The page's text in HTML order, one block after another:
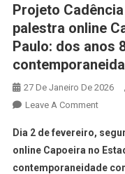
Projeto
palestra online
Paulo: dos anos
27 De Janeiro De 2026
Leave A Comment
Dia 2 de fevereiro,
online Capoeira no
contemporaneidade